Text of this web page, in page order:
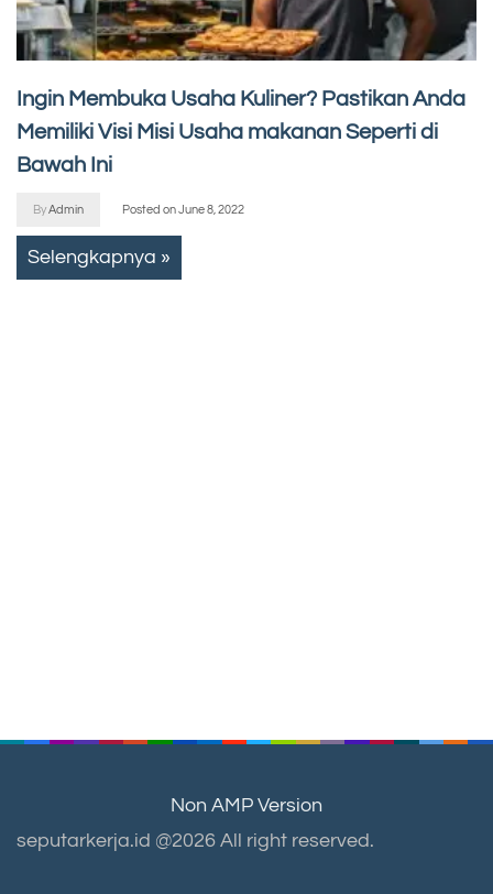
Ingin Membuka Usaha Kuliner? Pastikan Anda
Memiliki Visi Misi Usaha makanan Seperti di
Bawah Ini
ByAdmin Posted onJune 8, 2022
Selengkapnya »
Non AMP Version
seputarkerja.id @2026 All right reserved.